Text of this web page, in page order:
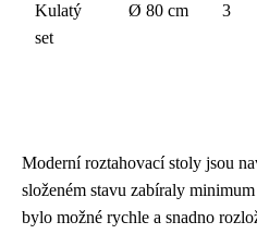
Kulatý
set
Ø 80 cm 3
Moderní roztahovací stoly jsou
složeném stavu zabíraly
bylo možné rychle a snadno